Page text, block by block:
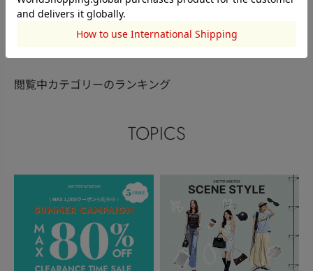
このアイテムを見た人がチェックしている商品
閲覧中カテゴリーのランキング
TOPICS